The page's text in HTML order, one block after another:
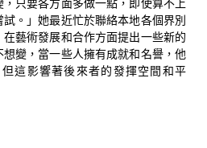
。」她最近忙於聯絡本地各個界別
藝術發展和合作方面提出一些新的
變，當一些人擁有成就和名譽，他
這影響著後來者的發揮空間和平